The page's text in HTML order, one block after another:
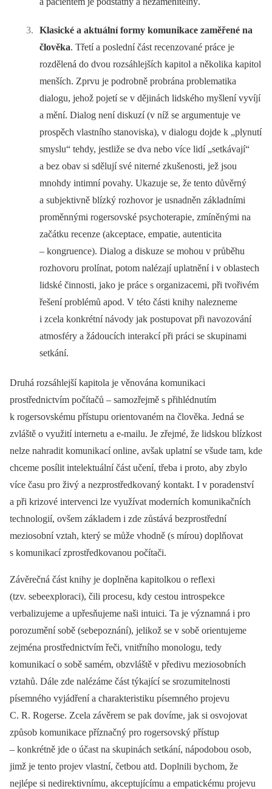
Klasické a aktuální formy komunikace zaměřené na
člověka. Třetí a poslední část recenzované práce je
rozdělená do dvou rozsáhlejších kapitol a několika kapitol
menších. Zprvu je podrobně probrána problematika
dialogu, jehož pojetí se v dějinách lidského myšlení vyvíjí
a mění. Dialog není diskuzí (v níž se argumentuje ve
prospěch vlastního stanoviska), v dialogu dojde k „plynutí
smyslu“ tehdy, jestliže se dva nebo více lidí „setkávají“
a bez obav si sdělují své niterné zkušenosti, jež jsou
mnohdy intimní povahy. Ukazuje se, že tento důvěrný
a subjektivně blízký rozhovor je usnadněn základními
proměnnými rogersovské psychoterapie, zmíněnými na
začátku recenze (akceptace, empatie, autenticita
–⁠ kongruence). Dialog a diskuze se mohou v průběhu
rozhovoru prolínat, potom nalézají uplatnění i v oblastech
lidské činnosti, jako je práce s organizacemi, při tvořivém
řešení problémů apod. V této části knihy nalezneme
i zcela konkrétní návody jak postupovat při navozování
atmosféry a žádoucích interakcí při práci se skupinami
setkání.
Druhá rozsáhlejší kapitola je věnována komunikaci
prostřednictvím počítačů –⁠ samozřejmě s přihlédnutím
k rogersovskému přístupu orientovaném na člověka. Jedná se
zvláště o využití internetu a e-mailu. Je zřejmé, že lidskou blízkost
nelze nahradit komunikací online, avšak uplatní se všude tam, kde
chceme posílit intelektuální část učení, třeba i proto, aby zbylo
více času pro živý a nezprostředkovaný kontakt. I v poradenství
a při krizové intervenci lze využívat moderních komunikačních
technologií, ovšem základem i zde zůstává bezprostřední
meziosobní vztah, který se může vhodně (s mírou) doplňovat
s komunikací zprostředkovanou počítači.
Závěrečná část knihy je doplněna kapitolkou o reflexi
(tzv. sebeexploraci), čili procesu, kdy cestou introspekce
verbalizujeme a upřesňujeme naši intuici. Ta je významná i pro
porozumění sobě (sebepoznání), jelikož se v sobě orientujeme
zejména prostřednictvím řeči, vnitřního monologu, tedy
komunikací o sobě samém, obzvláště v předivu meziosobních
vztahů. Dále zde nalézáme část týkající se srozumitelnosti
písemného vyjádření a charakteristiku písemného projevu
C. R. Rogerse. Zcela závěrem se pak dovíme, jak si osvojovat
způsob komunikace příznačný pro rogersovský přístup
–⁠ konkrétně jde o účast na skupinách setkání, nápodobou osob,
jimž je tento projev vlastní, četbou atd. Doplnili bychom, že
nejlépe si nedirektivnímu, akceptujícímu a empatickému projevu